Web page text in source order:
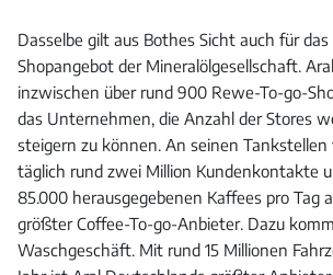
Dasselbe gilt aus Bothes Sicht auch für
Shopangebot der Mineralölgesellschaft.
inzwischen über rund 900 Rewe-To-go-
das Unternehmen, die Anzahl der Stores
steigern zu können. An seinen
täglich rund zwei Million Kundenkontakte
85.000 herausgegebenen Kaffees pro Tag
größter Coffee-To-go-Anbieter. Dazu
Waschgeschäft. Mit rund 15 Millionen